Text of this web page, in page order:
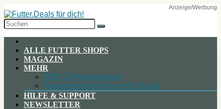
to
Content
ALLE FUTTER SHOPS
MAGAZIN
MEHR
CBD Öl Preisvergleich
Wasserbedarf-Rechner für Hunde
HILFE & SUPPORT
NEWSLETTER